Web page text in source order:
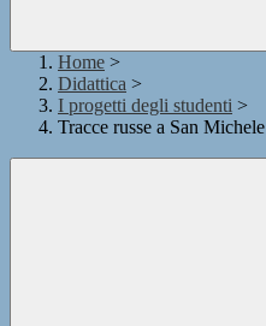
Home >
Didattica >
I progetti degli studenti >
Tracce russe a San Michele